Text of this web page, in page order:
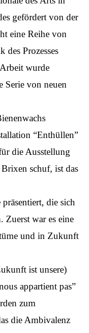
gefördert von der
eine Reihe von
des Prozesses
wurde
Serie von neuen
“Enthüllen”
die Ausstellung
schuf, ist das
die sich
Zuerst war es eine
und in Zukunft
ist unsere)
appartient pas”
zum
die Ambivalenz